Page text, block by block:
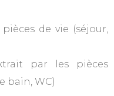
de vie (séjour,
par les pièces
bain, WC)